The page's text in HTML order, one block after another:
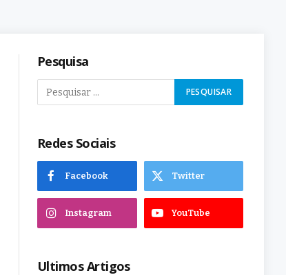
Pesquisa
Redes Sociais
Facebook Twitter
Instagram YouTube
Ultimos Artigos